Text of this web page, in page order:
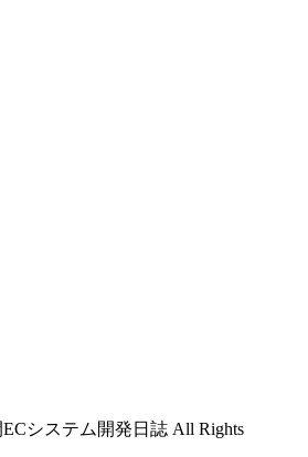
システム開発日誌 All Rights